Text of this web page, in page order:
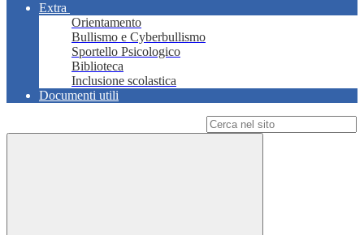
Extra
Orientamento
Bullismo e Cyberbullismo
Sportello Psicologico
Biblioteca
Inclusione scolastica
Documenti utili